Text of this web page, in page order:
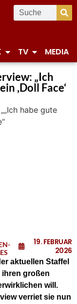
TV MEDIA
„Ich
,Doll Face‘
19. FEBRUAR
2026
aktuellen Staffel
ihren großen
will.
verriet sie nun